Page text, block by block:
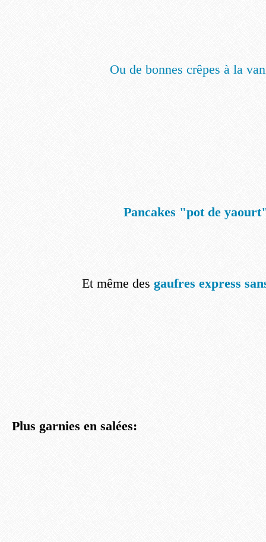
Ou de bonnes crêpes à la
Pancakes "pot de
Et même des gaufres express
Plus garnies en salées: